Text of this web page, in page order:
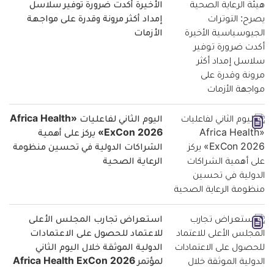
الأخيرة أكدت ضرورة توفير سلاسل
إمداد أكثر مرونة وقدرة على مواجهة
الأزمات
اليوم الثاني لفاعليات «Africa Health
ExCon 2026» يركز على أهمية
الشراكات الدولية في تحسين منظومة
الرعاية الصحية
استعراض تجارب المجلس الأعلى
للاعتماد للحصول على الاعتمادات
الدولية الموثقة خلال اليوم الثاني
لمؤتمر Africa Health ExCon 2026